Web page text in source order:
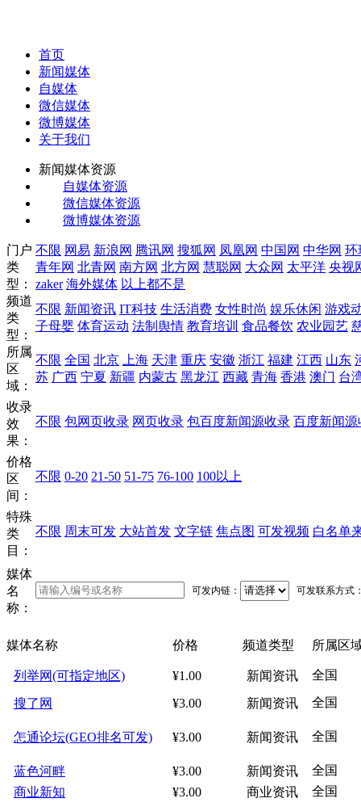
首页
新闻媒体
自媒体
微信媒体
微博媒体
关于我们
新闻媒体资源
自媒体资源
微信媒体资源
微博媒体资源
门户
类
型：
不限 网易 新浪网 腾讯网 搜狐网 凤凰网 中国网 中华网 环
青年网 北青网 南方网 北方网 慧聪网 大众网 太平洋 央视
zaker 海外媒体 以上都不是
频道
类
型：
不限 新闻资讯 IT科技 生活消费 女性时尚 娱乐休闲 游戏
子母婴 体育运动 法制舆情 教育培训 食品餐饮 农业园艺
所属
区
域：
不限 全国 北京 上海 天津 重庆 安徽 浙江 福建 江西 山东
苏 广西 宁夏 新疆 内蒙古 黑龙江 西藏 青海 香港 澳门 台
收录
效
果：
不限 包网页收录 网页收录 包百度新闻源收录 百度新闻源
价格
区
间：
不限 0-20 21-50 51-75 76-100 100以上
特殊
类
目：
不限 周末可发 大站首发 文字链 焦点图 可发视频 白名单
媒体
名
称：
可发内链： 可发联系方式
媒体名称 价格 频道类型 所属区
列举网(可指定地区) ¥1.00 新闻资讯 全国
搜了网 ¥3.00 新闻资讯 全国
怎通论坛(GEO排名可发) ¥3.00 新闻资讯 全国
蓝色河畔 ¥3.00 新闻资讯
全国
商业新知
¥3.00 商业资讯 全国